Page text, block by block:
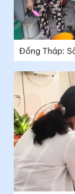
Đồng Tháp: